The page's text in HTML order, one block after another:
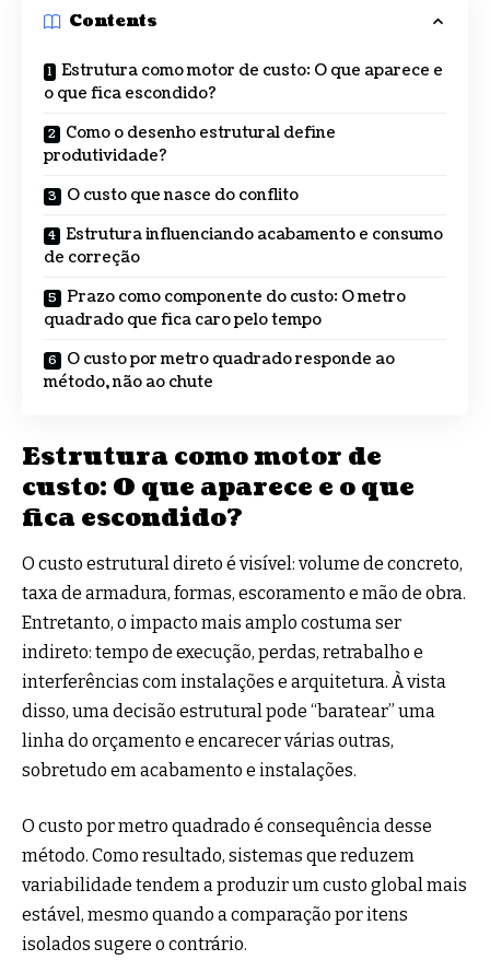
Contents
Estrutura como motor de custo: O que aparece e
o que fica escondido?
Como o desenho estrutural define
produtividade?
O custo que nasce do conflito
Estrutura influenciando acabamento e consumo
de correção
Prazo como componente do custo: O metro
quadrado que fica caro pelo tempo
O custo por metro quadrado responde ao
método, não ao chute
Estrutura como motor de
custo: O que aparece e o que
fica escondido?
O custo estrutural direto é visível: volume de concreto,
taxa de armadura, formas, escoramento e mão de obra.
Entretanto, o impacto mais amplo costuma ser
indireto: tempo de execução, perdas, retrabalho e
interferências com instalações e arquitetura. À vista
disso, uma decisão estrutural pode “baratear” uma
linha do orçamento e encarecer várias outras,
sobretudo em acabamento e instalações.
O custo por metro quadrado é consequência desse
método. Como resultado, sistemas que reduzem
variabilidade tendem a produzir um custo global mais
estável, mesmo quando a comparação por itens
isolados sugere o contrário.